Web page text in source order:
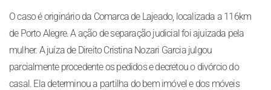
O caso é originário da Comarca de Lajeado, localizada a 116km
de Porto Alegre. A ação de separação judicial foi ajuizada pela
mulher. A juíza de Direito Cristina Nozari Garcia julgou
parcialmente procedente os pedidos e decretou o divórcio do
casal. Ela determinou a partilha do bem imóvel e dos móveis